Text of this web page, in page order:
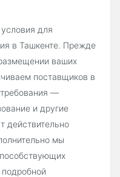
для
в Ташкенте. Прежде
ваших
поставщиков в
—
и другие
действительно
мы